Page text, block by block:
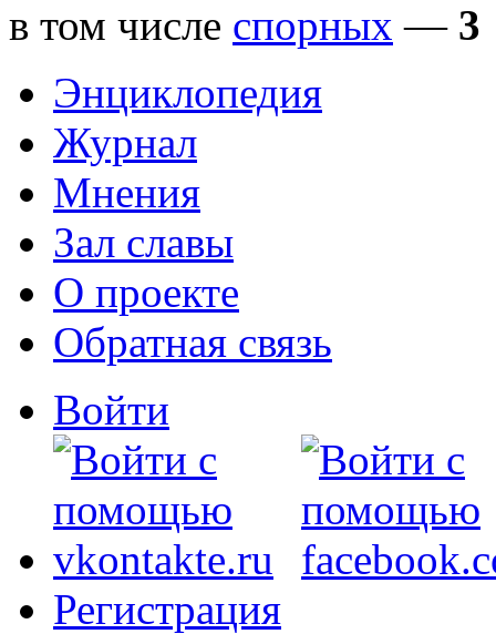
в том числе спорных — 3
Энциклопедия
Журнал
Мнения
Зал славы
О проекте
Обратная связь
Войти
Регистрация